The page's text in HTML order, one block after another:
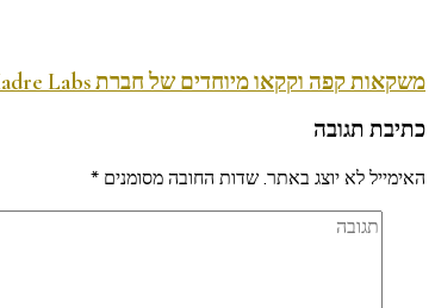
משקאות קפה וקקאו מיוחדים של חברת Madre Labs
כתיבת תגובה
האימייל לא יוצג באתר.שדות החובה מסומנים *